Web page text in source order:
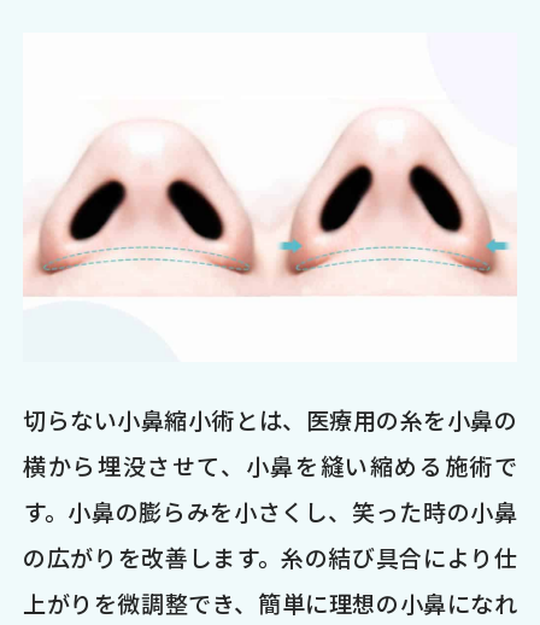
切らない小鼻縮小術とは、医療用の糸を小鼻の
横から埋没させて、小鼻を縫い縮める施術で
す。小鼻の膨らみを小さくし、笑った時の小鼻
の広がりを改善します。糸の結び具合により仕
上がりを微調整でき、簡単に理想の小鼻になれ